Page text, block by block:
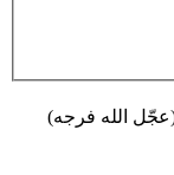
الله فرجه)